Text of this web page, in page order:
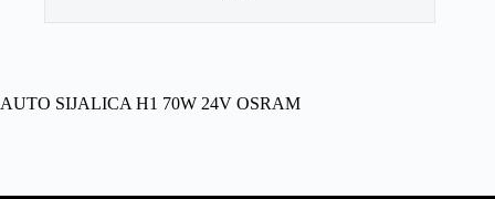
AUTO SIJALICA H1 70W 24V OSRAM